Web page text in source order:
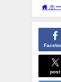
ホ
post